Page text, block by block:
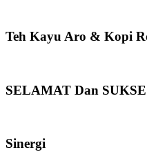
Teh Kayu Aro & Kopi
SELAMAT Dan
Sinergi